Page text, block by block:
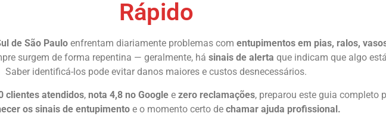
Rápido
de São Pauloenfrentam diariamente problemas com entupimentos em pias, ralos,
surgem de forma repentina — geralmente, há sinais de alerta que indicam que algo
Saber identificá-los pode evitar danos maiores e custos desnecessários.
clientes atendidos, nota 4,8 no Google e zero reclamações, preparou este guia completo
os sinais de entupimento e o momento certo de chamar ajuda profissional.